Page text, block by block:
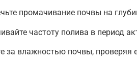
промачивание почвы на
частоту полива в период
за влажностью почвы, проверяя